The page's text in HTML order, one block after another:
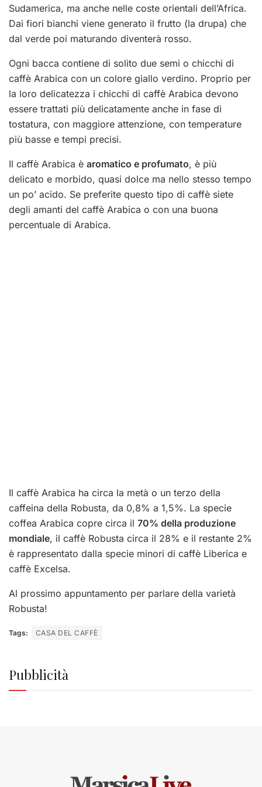
Sudamerica, ma anche nelle coste orientali dell’Africa.
Dai fiori bianchi viene generato il frutto (la drupa) che
dal verde poi maturando diventerà rosso.
Ogni bacca contiene di solito due semi o chicchi di
caffè Arabica con un colore giallo verdino. Proprio per
la loro delicatezza i chicchi di caffè Arabica devono
essere trattati più delicatamente anche in fase di
tostatura, con maggiore attenzione, con temperature
più basse e tempi precisi.
Il caffè Arabica è aromatico e profumato, è più
delicato e morbido, quasi dolce ma nello stesso tempo
un po’ acido. Se preferite questo tipo di caffè siete
degli amanti del caffè Arabica o con una buona
percentuale di Arabica.
Il caffè Arabica ha circa la metà o un terzo della
caffeina della Robusta, da 0,8% a 1,5%. La specie
coffea Arabica copre circa il 70% della produzione
mondiale, il caffè Robusta circa il 28% e il restante 2%
è rappresentato dalla specie minori di caffè Liberica e
caffè Excelsa.
Al prossimo appuntamento per parlare della varietà
Robusta!
Tags: CASA DEL CAFFÈ
Pubblicità